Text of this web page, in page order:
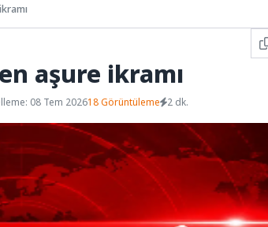
aşure ikramı
08 Tem 202618 Görüntüleme 2 dk.